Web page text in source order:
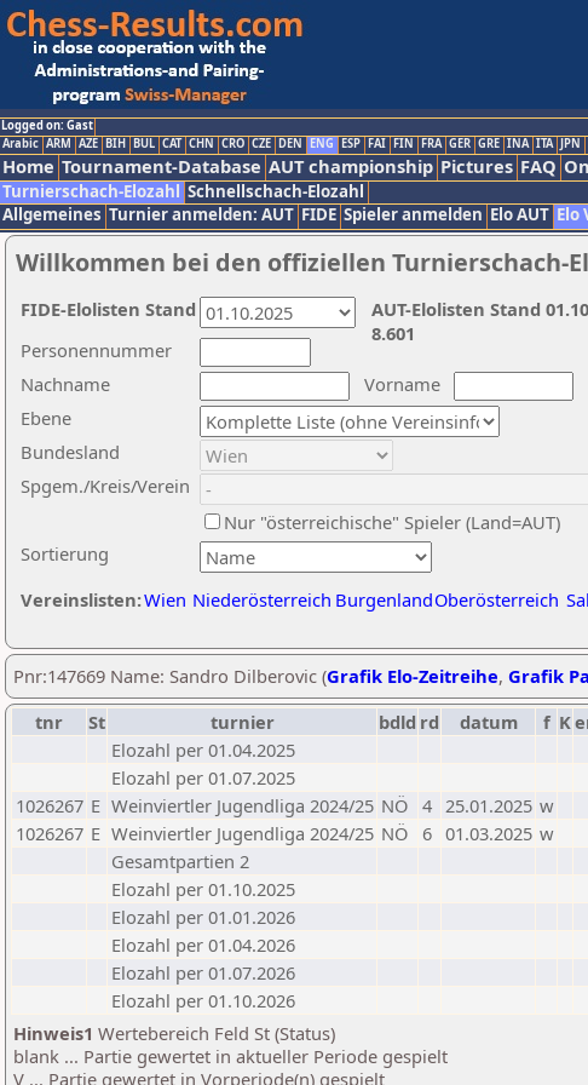
Logged on: Gast
Arabic ARM AZE BIH BUL CAT CHN CRO CZE DEN ENG ESP FAI FIN FRA GER GRE INA ITA JPN
Home Tournament-Database AUT championship Pictures FAQ
Turnierschach-Elozahl Schnellschach-Elozahl
Allgemeines Turnier anmelden: AUT FIDE Spieler anmelden Elo AUT Elo
Willkommen bei den offiziellen Turnierschach-
Nachname
Vorname
Ebene
Sortierung
Personennummer
Bundesland
Spgem./Kreis/Verein
Nur "österreichische" Spieler (Land=AUT)
Vereinslisten:Wien Niederösterreich BurgenlandOberösterreich
AUT-Elolisten Stand
8.601
FIDE-Elolisten Stand
Pnr:147669 Name: Sandro Dilberovic (Grafik Elo-Zeitreihe, Grafik
tnr
St turnier bdld rd datum f K
Elozahl per 01.04.2025
Elozahl per 01.07.2025
1026267 E Weinviertler Jugendliga 2024/25 NÖ 4 25.01.2025 w
1026267 E Weinviertler Jugendliga 2024/25 NÖ 6 01.03.2025 w
Gesamtpartien 2
Elozahl per 01.10.2025
Elozahl per 01.01.2026
Elozahl per 01.04.2026
Elozahl per 01.07.2026
Elozahl per 01.10.2026
Hinweis1 Wertebereich Feld St (Status)
blank ... Partie gewertet in aktueller Periode gespielt
V ... Partie gewertet in Vorperiode(n) gespielt